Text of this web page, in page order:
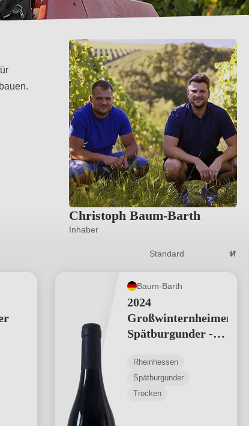
Christoph Baum-Barth
Inhaber
Baum-Barth
2024
Großwinternheimer
Spätburgunder -
Rheinhessen
Spätburgunder
Trocken